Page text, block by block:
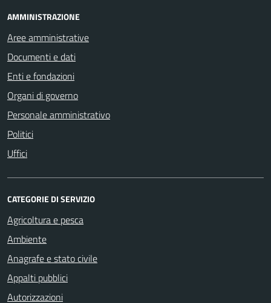
AMMINISTRAZIONE
Aree amministrative
Documenti e dati
Enti e fondazioni
Organi di governo
Personale amministrativo
Politici
Uffici
CATEGORIE DI SERVIZIO
Agricoltura e pesca
Ambiente
Anagrafe e stato civile
Appalti pubblici
Autorizzazioni